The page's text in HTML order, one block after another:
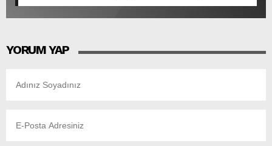
YORUM YAP